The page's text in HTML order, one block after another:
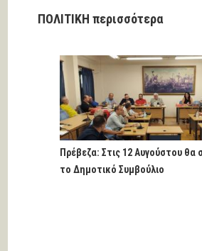
ΠΟΛΙΤΙΚΗ περισσότερα
Πρέβεζα: Στις 12 Αυγούστου θα
το Δημοτικό Συμβούλιο